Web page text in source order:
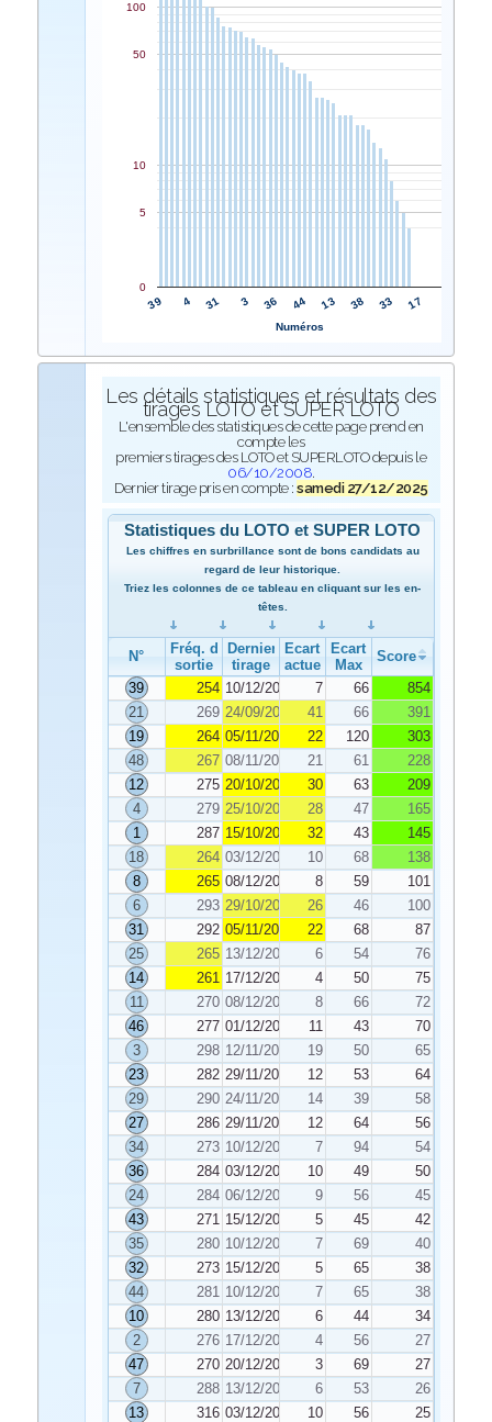
39 4 31 3 36 44 13 38 33 17
0
5
10
50
100
Numéros
Les détails statistiques et résultats des
tirages LOTO et SUPER LOTO
L'ensemble des statistiques de cette page prend en
compte les
premiers tirages des LOTO et SUPERLOTO depuis le
06/10/2008.
Dernier tirage pris en compte :samedi 27/12/2025
Statistiques du LOTO et SUPER LOTO
Les chiffres en surbrillance sont de bons candidats au
regard de leur historique.
Triez les colonnes de ce tableau en cliquant sur les en-
têtes.
N°
Fréq. de
sortie
Dernier
tirage
Ecart
actuel
Ecart
Max
Score
39
254 10/12/2025 7 66
854
21
269 24/09/2025 41 66
391
19
264 05/11/2025 22 120
303
48
267 08/11/2025 21 61
228
12
275 20/10/2025 30 63
209
4
279 25/10/2025 28 47
165
1
287 15/10/2025 32 43
145
18
264 03/12/2025 10 68
138
8
265 08/12/2025 8 59
101
6
293 29/10/2025 26 46
100
31
292 05/11/2025 22 68
87
25
265 13/12/2025 6 54
76
14
261 17/12/2025 4 50
75
11
270 08/12/2025 8 66
72
46
277 01/12/2025 11 43
70
3
298 12/11/2025 19 50
65
23
282 29/11/2025 12 53
64
29
290 24/11/2025 14 39
58
27
286 29/11/2025 12 64
56
34
273 10/12/2025 7 94
54
36
284 03/12/2025 10 49
50
24
284 06/12/2025 9 56
45
43
271 15/12/2025 5 45
42
35
280 10/12/2025 7 69
40
32
273 15/12/2025 5 65
38
44
281 10/12/2025 7 65
38
10
280 13/12/2025 6 44
34
2
276 17/12/2025 4 56
27
47
270 20/12/2025 3 69
27
7
288 13/12/2025 6 53
26
13
316 03/12/2025 10 56
25